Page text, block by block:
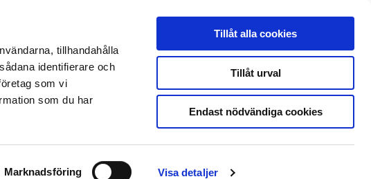
tillhandahålla
identifierare och
som vi
som du har
Marknadsföring Visa detaljer
Tillåt alla cookies
Tillåt urval
Endast nödvändiga cookies
Fastighet Kontakt & support